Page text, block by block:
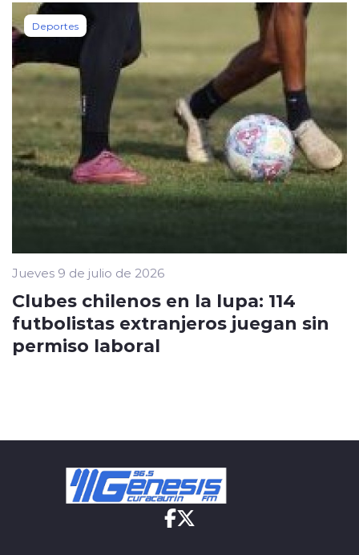
Deportes
Jueves 9 de julio de 2026
Clubes chilenos en la lupa: 114
futbolistas extranjeros juegan sin
permiso laboral